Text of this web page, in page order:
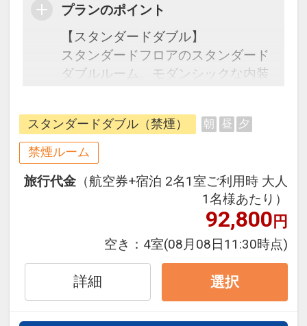
プランのポイント
【スタンダードダブル】
スタンダードフロアのスタンダード
ダブルルーム。モダンシックな内装
に調和した室内。疲れを癒すゆとり
幅のベッド。観光に、ビジネスに、
安らかなひと時をお過ごしくださ
い。
パティシエがケーキを目の前で仕上
<フローリスト>
生花やブリザードフラワー、小物の
スタンダードダブル（禁煙） 朝 昼 夕
禁煙ルーム
旅行代金 （航空券+宿泊 2名1室ご利用時 大人
1名様あたり）
92,800円
空き： 4室(08月08日11:30時点)
詳細 選択